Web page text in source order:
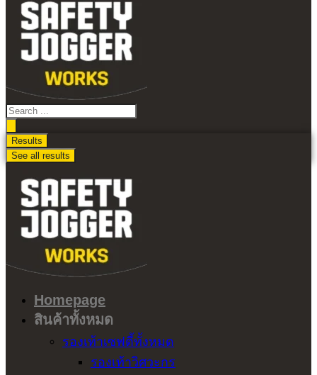
เนื้อหา
Search
...
Results
See all results
Homepage
สินค้าทั้งหมด
รองเท้าเซฟตี้ทั้งหมด
รองเท้าวิศวะกร